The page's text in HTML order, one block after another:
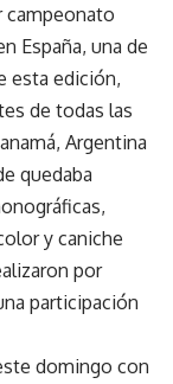
campeonato
España, una de
esta edición,
de todas las
Argentina
quedaba
y caniche
por
participación
domingo con